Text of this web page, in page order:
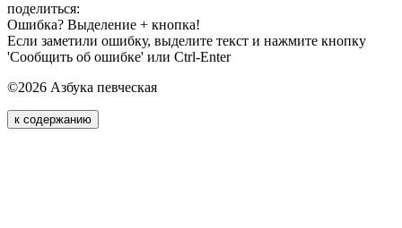
поделиться:
Ошибка? Выделение + кнопка!
Если заметили ошибку, выделите текст и нажмите кнопку
'Сообщить об ошибке' или Ctrl-Enter
©2026 Азбука певческая
к содержанию